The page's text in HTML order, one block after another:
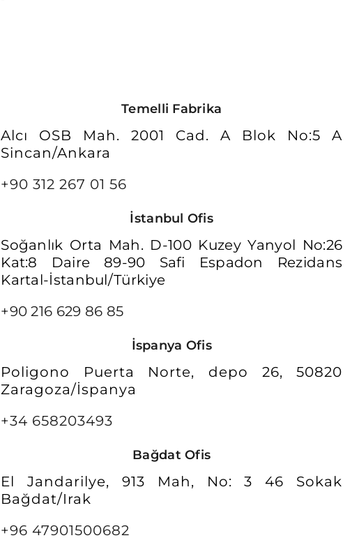
Temelli Fabrika
Alcı OSB Mah. 2001 Cad. A Blok No:5 A
Sincan/Ankara
+90 312 267 01 56
İstanbul Ofis
Soğanlık Orta Mah. D-100 Kuzey Yanyol No:26
Kat:8 Daire 89-90 Safi Espadon Rezidans
Kartal-İstanbul/Türkiye
+90 216 629 86 85
İspanya Ofis
Poligono Puerta Norte, depo 26, 50820
Zaragoza/İspanya
+34 658203493
Bağdat Ofis
El Jandarilye, 913 Mah, No: 3 46 Sokak
Bağdat/Irak
+96 47901500682